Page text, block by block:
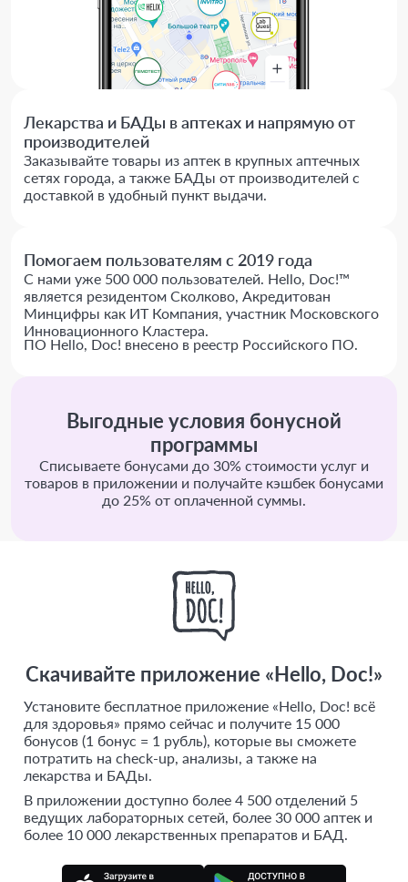
Лекарства и БАДы в аптеках и напрямую от
производителей
Заказывайте товары из аптек в крупных аптечных
сетях города, а также БАДы от производителей с
доставкой в удобный пункт выдачи.
Помогаем пользователям с 2019 года
С нами уже 500 000 пользователей. Hello, Doc!™
является резидентом Сколково, Акредитован
Минцифры как ИТ Компания, участник Московского
Инновационного Кластера.
ПО Hello, Doc! внесено в реестр Российского ПО.
Выгодные условия бонусной
программы
Списываете бонусами до 30% стоимости услуг и
товаров в приложении и получайте кэшбек бонусами
до 25% от оплаченной суммы.
Скачивайте приложение «Hello, Doc!»
Установите бесплатное приложение «Hello, Doc! всё
для здоровья» прямо сейчас и получите 15 000
бонусов (1 бонус = 1 рубль), которые вы сможете
потратить на check-up, анализы, а также на
лекарства и БАДы.
В приложении доступно более 4 500 отделений 5
ведущих лабораторных сетей, более 30 000 аптек и
более 10 000 лекарственных препаратов и БАД.